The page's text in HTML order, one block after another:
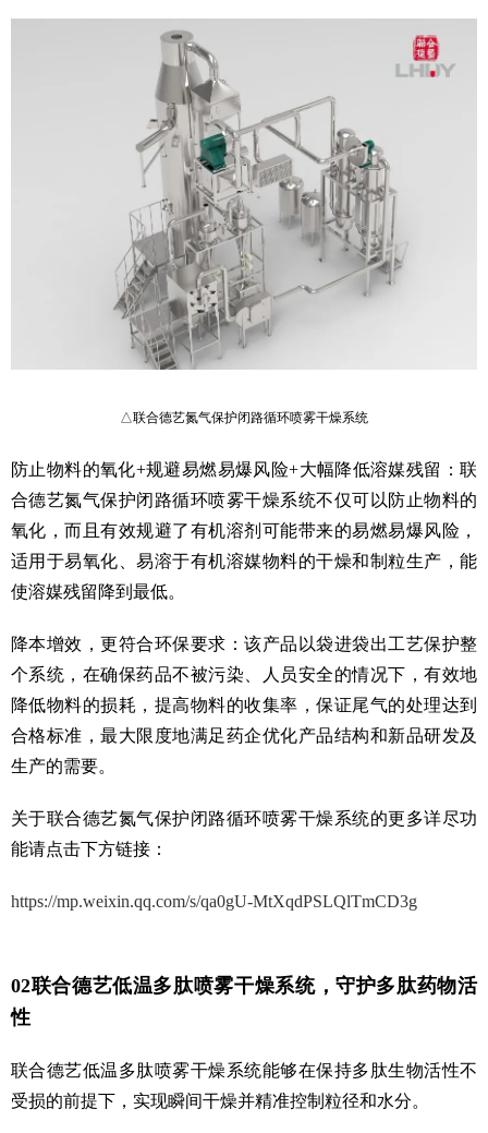
△联合德艺氮气保护闭路循环喷雾干燥系统
防止物料的氧化+规避易燃易爆风险+大幅降低溶媒残留：联
合德艺氮气保护闭路循环喷雾干燥系统不仅可以防止物料的
氧化，而且有效规避了有机溶剂可能带来的易燃易爆风险，
适用于易氧化、易溶于有机溶媒物料的干燥和制粒生产，能
使溶媒残留降到最低。
降本增效，更符合环保要求：该产品以袋进袋出工艺保护整
个系统，在确保药品不被污染、人员安全的情况下，有效地
降低物料的损耗，提高物料的收集率，保证尾气的处理达到
合格标准，最大限度地满足药企优化产品结构和新品研发及
生产的需要。
关于联合德艺氮气保护闭路循环喷雾干燥系统的更多详尽功
能请点击下方链接：
https://mp.weixin.qq.com/s/qa0gU-MtXqdPSLQlTmCD3g
02联合德艺低温多肽喷雾干燥系统，守护多肽药物活
性
联合德艺低温多肽喷雾干燥系统能够在保持多肽生物活性不
受损的前提下，实现瞬间干燥并精准控制粒径和水分。